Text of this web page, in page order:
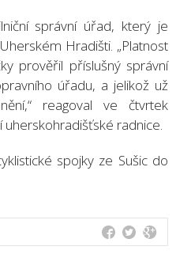
správní úřad, který je
Hradišti. „Platnost
prověřil příslušný správní
úřadu, a jelikož už
reagoval ve čtvrtek
uherskohradišťské radnice.
spojky ze Sušic do